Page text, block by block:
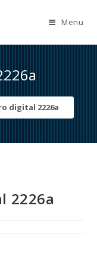
Menu
digital 2226a
2226a